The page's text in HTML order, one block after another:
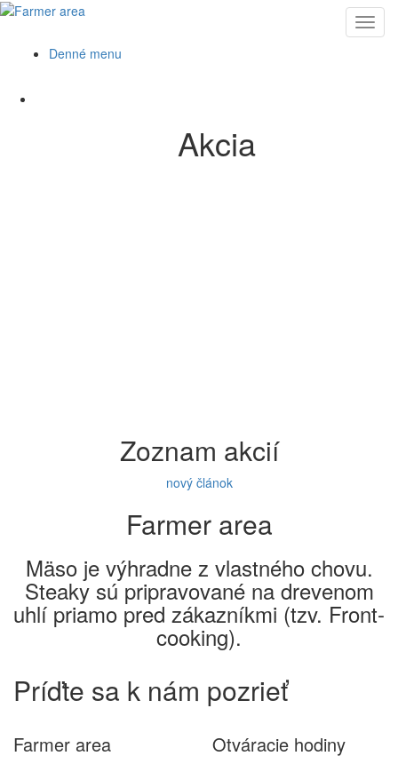
Denné menu
Akcia
Zoznam akcií
nový článok
Farmer area
Mäso je výhradne z vlastného chovu.
Steaky sú pripravované na drevenom
uhlí priamo pred zákazníkmi (tzv. Front-
cooking).
Príďte sa k nám pozrieť
Farmer area Otváracie hodiny